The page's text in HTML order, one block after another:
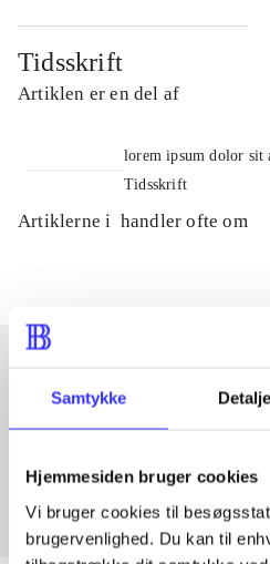
Samtykke
Hjemmesiden bruger cookies
Vi bruger cookies til
brugervenlighed. Du kan til
Tidsskrift
Artiklen er en del af
lorem ipsum dolor sit
Tidsskrift
Artiklerne i handler ofte om
Artikler med samme